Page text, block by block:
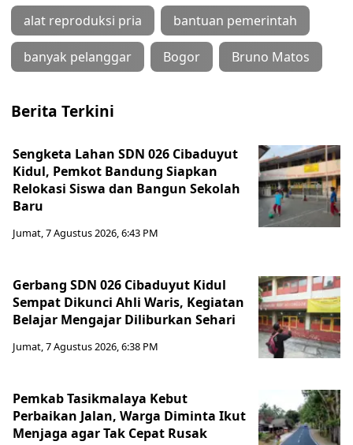
alat reproduksi pria bantuan pemerintah
banyak pelanggar Bogor Bruno Matos
Berita Terkini
Sengketa Lahan SDN 026 Cibaduyut
Kidul, Pemkot Bandung Siapkan
Relokasi Siswa dan Bangun Sekolah
Baru
Jumat, 7 Agustus 2026, 6:43 PM
Gerbang SDN 026 Cibaduyut Kidul
Sempat Dikunci Ahli Waris, Kegiatan
Belajar Mengajar Diliburkan Sehari
Jumat, 7 Agustus 2026, 6:38 PM
Pemkab Tasikmalaya Kebut
Perbaikan Jalan, Warga Diminta Ikut
Menjaga agar Tak Cepat Rusak